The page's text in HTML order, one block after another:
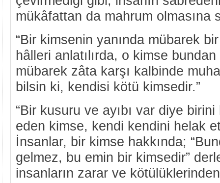
mükâfattan da mahrum olmasına
“Bir kimsenin yanında mübarek
hâlleri anlatılırda, o kimse
mübarek zâta karşı kalbinde
bilsin ki, kendisi kötü kimsedir.”
“Bir kusuru ve ayıbı var diye
eden kimse, kendi kendini helak
İnsanlar, bir kimse hakkında;
gelmez, bu emin bir kimsedir”
insanların zarar ve